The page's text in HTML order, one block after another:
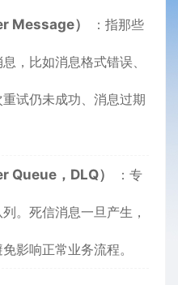
Message） ：指那些
，比如消息格式错误、
试仍未成功、消息过期
Queue，DLQ） ：专
。死信消息一旦产生，
影响正常业务流程。